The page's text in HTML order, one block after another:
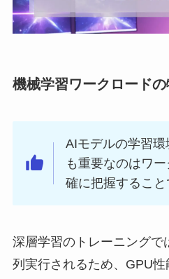
機械学習ワークロード
AIモデルの学習
も重要なのはワ
確に把握すること
深層学習のトレーニングで
列実行されるため、GPU